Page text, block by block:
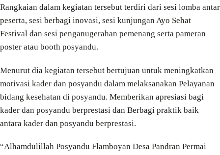
Rangkaian dalam kegiatan tersebut terdiri dari sesi lomba antar
peserta, sesi berbagi inovasi, sesi kunjungan Ayo Sehat
Festival dan sesi penganugerahan pemenang serta pameran
poster atau booth posyandu.
Menurut dia kegiatan tersebut bertujuan untuk meningkatkan
motivasi kader dan posyandu dalam melaksanakan Pelayanan
bidang kesehatan di posyandu. Memberikan apresiasi bagi
kader dan posyandu berprestasi dan Berbagi praktik baik
antara kader dan posyandu berprestasi.
“Alhamdulillah Posyandu Flamboyan Desa Pandran Permai